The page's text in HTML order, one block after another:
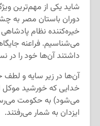
شاید یکی از مهمترین
دوران باستان مصر به
خیرهکننده نظام
میشناسیم. فراعنه
داشتند آنها خود را در
آنها در زیر سایه و
خدایی که خورشید موکل
میشود) به حکومت می
ایزدان به شمار میرفتند.